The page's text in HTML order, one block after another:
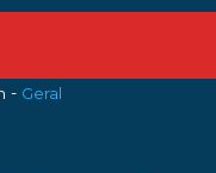
- Geral